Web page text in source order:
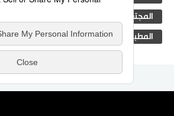
المجتمع الياباني
المطبخ الياباني اقتصاد